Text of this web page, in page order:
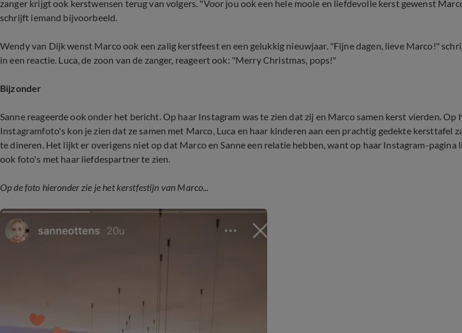
zanger krijgt ook kerstwensen terug van volgers. "Voor jou ook een hele mooie en liefdevolle kerst gewenst
schrijft iemand bijvoorbeeld.
Wendy van Dijk wenst Marco ook een zalig kerstfeest en een gelukkig nieuwjaar. "Fijne dagen, lieve Marco!"
in een reactie. Luca, de zoon van de zanger, reageert ook: "Merry Christmas, pops!"
Bijzonder
Sanne reageerde ook onder het bericht. Op haar Instagram was te zien dat zij en Marco samen kerst vierden. Op
Instagramfoto's kon je zien dat ze samen met Marco, Luca en haar kinderen aan een prachtig gedekte kersttafel
te dineren. Het lijkt er overigens niet op dat Marco en Sanne een relatie hebben, want op haar Instagram-pagina
ook foto's met haar liefdespartner te zien.
Op defoto hieronder zie je het kerstfestijn van Marco...